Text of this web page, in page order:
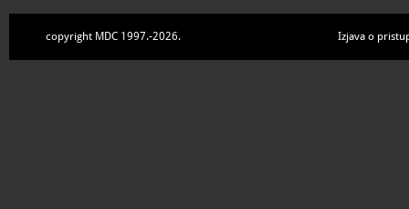
copyright MDC 1997.-2026. Izjava o